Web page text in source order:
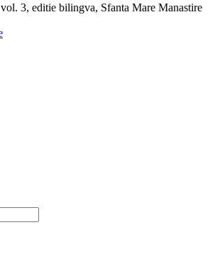
3, editie bilingva, Sfanta Mare Manastire